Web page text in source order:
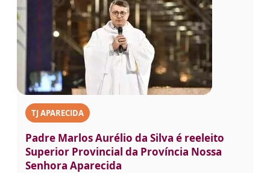
TJ APARECIDA
Padre Marlos Aurélio da Silva é reeleito
Superior Provincial da Província Nossa
Senhora Aparecida